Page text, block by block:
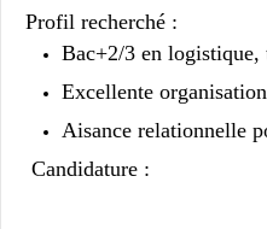
Profil recherché :
Bac+2/3 en
Excellente
Aisance relationnelle
Candidature :